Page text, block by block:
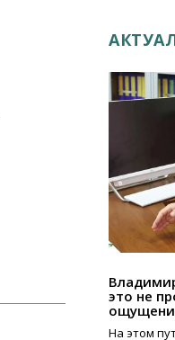
это не
На этом